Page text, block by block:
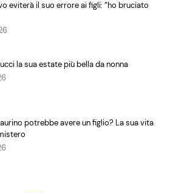
eviterà il suo errore ai figli: “ho bruciato
la sua estate più bella da nonna
potrebbe avere un figlio? La sua vita